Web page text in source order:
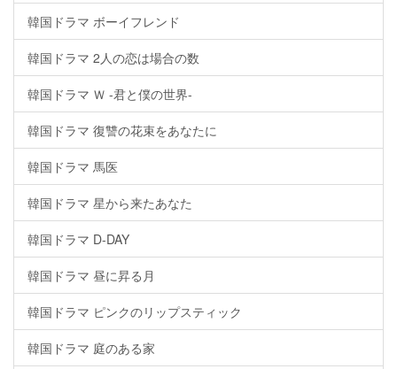
韓国ドラマ ボーイフレンド
韓国ドラマ 2人の恋は場合の数
韓国ドラマ Ｗ -君と僕の世界-
韓国ドラマ 復讐の花束をあなたに
韓国ドラマ 馬医
韓国ドラマ 星から来たあなた
韓国ドラマ D-DAY
韓国ドラマ 昼に昇る月
韓国ドラマ ピンクのリップスティック
韓国ドラマ 庭のある家